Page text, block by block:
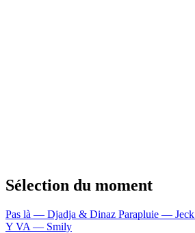
Sélection du moment
Pas là — Djadja & Dinaz Parapluie — Jeck
Y VA — Smily